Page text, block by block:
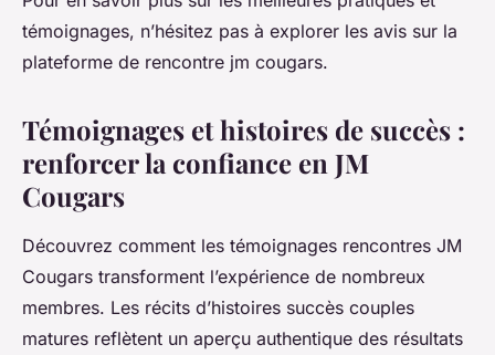
témoignages, n’hésitez pas à explorer les avis sur la
plateforme de rencontre jm cougars.
Témoignages et histoires de succès :
renforcer la confiance en JM
Cougars
Découvrez comment les témoignages rencontres JM
Cougars transforment l’expérience de nombreux
membres. Les récits d’histoires succès couples
matures reflètent un aperçu authentique des résultats